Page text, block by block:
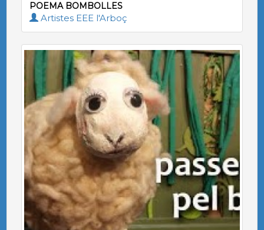
POEMA BOMBOLLES
Artistes EEE l'Arboç